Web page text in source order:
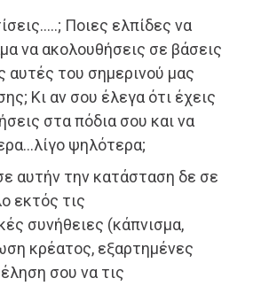
Ποιες ελπίδες να
να ακολουθήσεις σε βάσεις
του σημερινού μας
Κι αν σου έλεγα ότι έχεις
στα πόδια σου και να
ψηλότερα;
αυτήν την κατάσταση δε σε
εκτός τις
συνήθειες (κάπνισμα,
κρέατος, εξαρτημένες
σου να τις